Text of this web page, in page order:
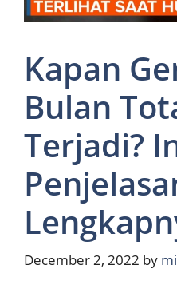
Kapan
Bulan
Terjadi?
December 2, 2022 by